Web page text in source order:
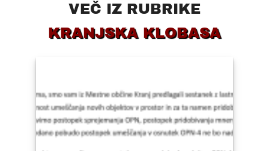
VEČ IZ RUBRIKE
KRANJSKA KLOBASA